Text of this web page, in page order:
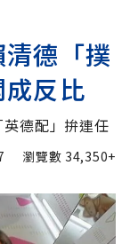
清德「撲
反比
德配」拚連任
瀏覽數 34,350+